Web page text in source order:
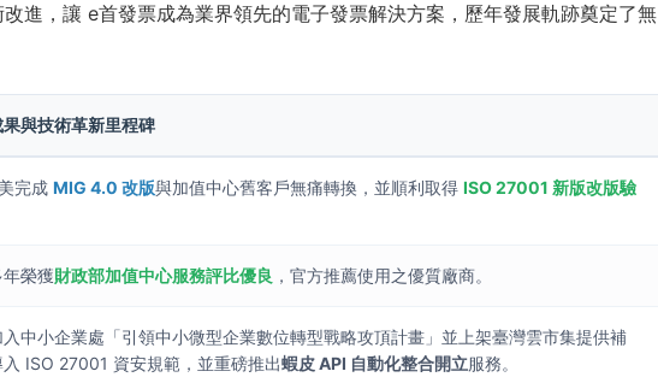
進，讓 e首發票成為業界領先的電子發票解決方案，歷年發展軌跡奠定了無
與技術革新里程碑
完成MIG 4.0 改版與加值中心舊客戶無痛轉換，並順利取得ISO 27001 新版改版驗
榮獲財政部加值中心服務評比優良 ，官方推薦使用之優質廠商。
入中小企業處「引領中小微型企業數位轉型戰略攻頂計畫」並上架臺灣雲市集提供補
入 ISO 27001 資安規範，並重磅推出蝦皮 API 自動化整合開立服務。